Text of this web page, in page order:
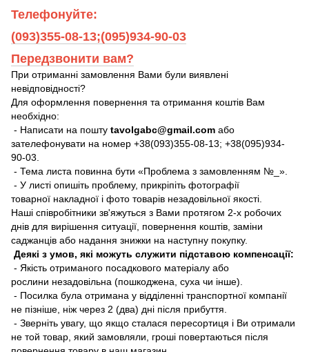
Телефонуйте:
(093)355-08-13;(095)934-90-03
Передзвонити вам?
При отриманні замовлення Вами були виявлені
невідповідності?
Для оформлення повернення та отримання коштів Вам
необхідно:
- Написати на пошту tavolgabc@gmail.com або
зателефонувати на номер +38(093)355-08-13; +38(095)934-
90-03.
- Тема листа повинна бути «Проблема з замовленням №_».
- У листі опишіть проблему, прикріпіть фотографії
товарної накладної і фото товарів незадовільної якості.
Наші співробітники зв'яжуться з Вами протягом 2-х робочих
днів для вирішення ситуації, повернення коштів, заміни
саджанців або надання знижки на наступну покупку.
Деякі з умов, які можуть служити підставою компенсації:
- Якість отриманого посадкового матеріалу або
рослини незадовільна (пошкоджена, суха чи інше).
- Посилка була отримана у відділенні транспортної компанії
не пізніше, ніж через 2 (два) дні після прибуття.
- Зверніть увагу, що якщо сталася пересортиця і Ви отримали
не той товар, який замовляли, гроші повертаються після